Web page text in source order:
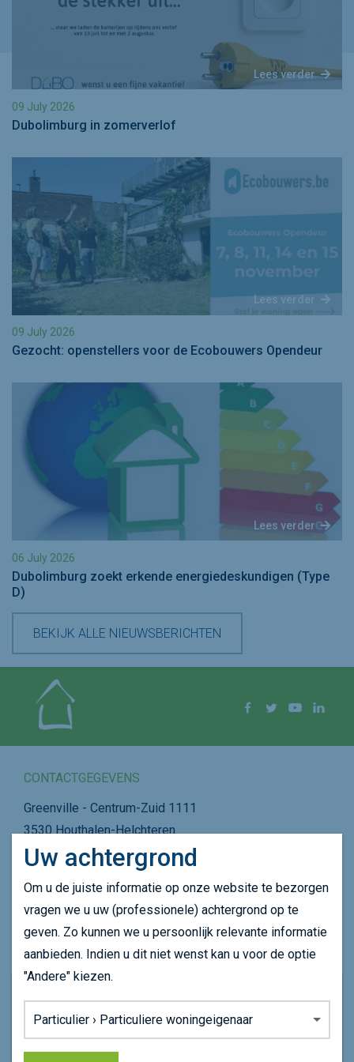
Lees verder
09 July 2026
Dubolimburg in zomerverlof
Lees verder
09 July 2026
Gezocht: openstellers voor de Ecobouwers Opendeur
Lees verder
06 July 2026
Dubolimburg zoekt erkende energiedeskundigen (Type
D)
BEKIJK ALLE NIEUWSBERICHTEN
Facebook
Twitter YouTube
CONTACTGEGEVENS
Greenville - Centrum-Zuid 1111
3530 Houthalen-Helchteren
Plan je route
011 39 75 75
info@dubolimburg.be
SNEL NAVIGEREN
Wie zijn we
Wat doen we
Agenda
Nieuws
Uw achtergrond
Om u de juiste informatie op onze website te bezorgen
vragen we u uw (professionele) achtergrond op te
geven. Zo kunnen we u persoonlijk relevante informatie
aanbieden. Indien u dit niet wenst kan u voor de optie
"Andere" kiezen.
Achtergrond:
surfervaring op onze website te verbeteren.
Lees onscookiebeleidvoor meer informatie.